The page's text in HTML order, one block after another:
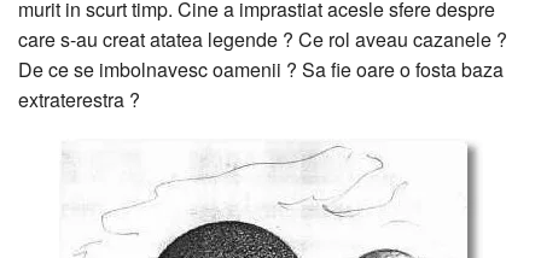
murit in scurt timp. Cine a imprastiat acesle sfere despre
care s-au creat atatea legende ? Ce rol aveau cazanele ?
De ce se imbolnavesc oamenii ? Sa fie oare o fosta baza
extraterestra ?